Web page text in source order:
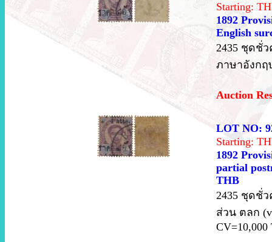
Starting:
1892
English
2435 ชุดชั่ว
ภาษาอังกฤ
Auction
LOT NO:
Starting:
1892
partial
THB
2435 ชุดชั่
ส่วน ตลก
CV=10,000